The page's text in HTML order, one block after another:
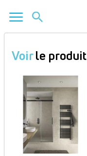
contenu
principal
Voirle produit